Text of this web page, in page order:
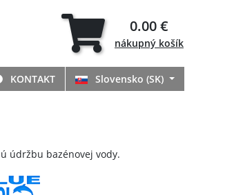
0.00 €
nákupný košík
KONTAKT Slovensko (SK)
údržbu bazénovej vody.